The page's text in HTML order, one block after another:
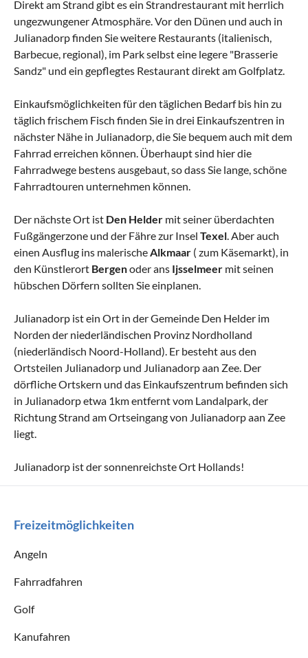
Direkt am Strand gibt es ein Strandrestaurant mit herrlich
ungezwungener Atmosphäre. Vor den Dünen und auch in
Julianadorp finden Sie weitere Restaurants (italienisch,
Barbecue, regional), im Park selbst eine legere "Brasserie
Sandz" und ein gepflegtes Restaurant direkt am Golfplatz.
Einkaufsmöglichkeiten für den täglichen Bedarf bis hin zu
täglich frischem Fisch finden Sie in drei Einkaufszentren in
nächster Nähe in Julianadorp, die Sie bequem auch mit dem
Fahrrad erreichen können. Überhaupt sind hier die
Fahrradwege bestens ausgebaut, so dass Sie lange, schöne
Fahrradtouren unternehmen können.
Der nächste Ort ist Den Helder mit seiner überdachten
Fußgängerzone und der Fähre zur Insel Texel . Aber auch
einen Ausflug ins malerische Alkmaar ( zum Käsemarkt), in
den Künstlerort Bergenoder ans Ijsselmeer mit seinen
hübschen Dörfern sollten Sie einplanen.
Julianadorp ist ein Ort in der Gemeinde Den Helder im
Norden der niederländischen Provinz Nordholland
(niederländisch Noord-Holland). Er besteht aus den
Ortsteilen Julianadorp und Julianadorp aan Zee. Der
dörfliche Ortskern und das Einkaufszentrum befinden sich
in Julianadorp etwa 1km entfernt vom Landalpark, der
Richtung Strand am Ortseingang von Julianadorp aan Zee
liegt.
Julianadorp ist der sonnenreichste Ort Hollands!
Freizeitmöglichkeiten
Angeln
Fahrradfahren
Golf
Kanufahren